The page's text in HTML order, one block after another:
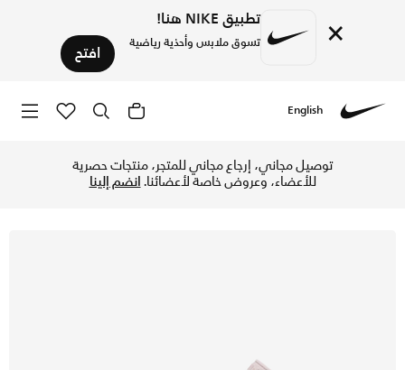
× تطبيق NIKE هنا!
تسوق ملابس وأحذية رياضية افتح
English
توصيل مجاني، إرجاع مجاني للمتجر، منتجات حصرية
للأعضاء، وعروض خاصة لأعضائنا.انضم إلينا